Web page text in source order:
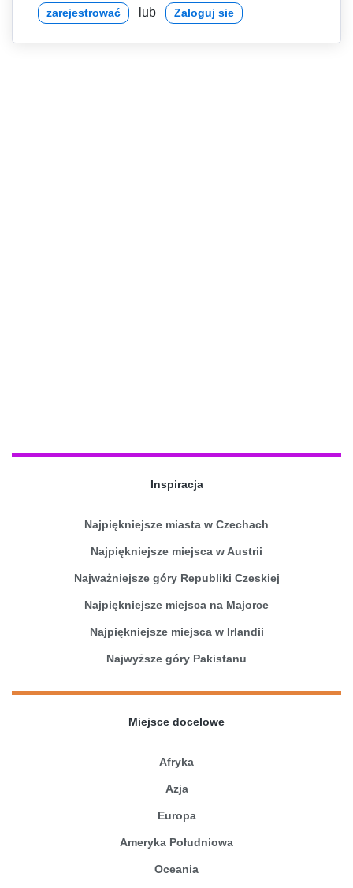
zarejestrować lub Zaloguj sie
Inspiracja
Najpiękniejsze miasta w Czechach
Najpiękniejsze miejsca w Austrii
Najważniejsze góry Republiki Czeskiej
Najpiękniejsze miejsca na Majorce
Najpiękniejsze miejsca w Irlandii
Najwyższe góry Pakistanu
Miejsce docelowe
Afryka
Azja
Europa
Ameryka Południowa
Oceania